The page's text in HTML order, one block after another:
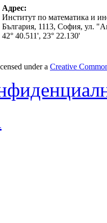
Адрес:
Институт по математика и
България, 1113, София, ул.
42° 40.511', 23° 22.130'
under a Creative